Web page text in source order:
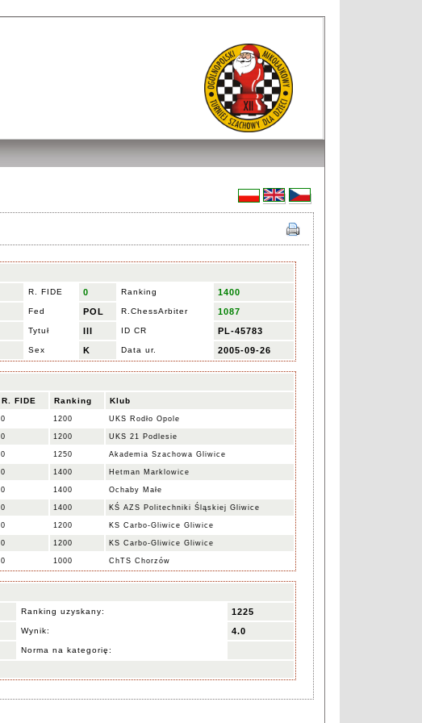
R. FIDE 0 Ranking 1400
Fed POL R.ChessArbiter 1087
Tytuł III ID CR PL-45783
Sex K Data ur. 2005-09-26
R. FIDE Ranking Klub
0 1200 UKS Rodło Opole
0 1200 UKS 21 Podlesie
0 1250 Akademia Szachowa Gliwice
0 1400 Hetman Marklowice
0 1400 Ochaby Małe
0 1400 KŚ AZS Politechniki Śląskiej Gliwice
0 1200 KS Carbo-Gliwice Gliwice
0 1200 KS Carbo-Gliwice Gliwice
0 1000 ChTS Chorzów
Ranking uzyskany: 1225
Wynik: 4.0
Norma na kategorię: